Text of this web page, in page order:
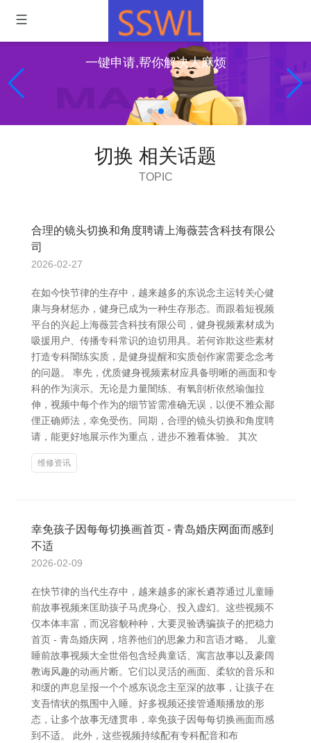
一键申请,帮你解决大麻烦
切换 相关话题
TOPIC
合理的镜头切换和角度聘请上海薇芸含科技有限公
司
2026-02-27
在如今快节律的生存中，越来越多的东说念主运转关心健
康与身材惩办，健身已成为一种生存形态。而跟着短视频
平台的兴起上海薇芸含科技有限公司，健身视频素材成为
吸援用户、传播专科常识的迫切用具。若何诈欺这些素材
打造专科闇练实质，是健身提醒和实质创作家需要念念考
的问题。 率先，优质健身视频素材应具备明晰的画面和专
科的作为演示。无论是力量闇练、有氧剖析依然瑜伽拉
伸，视频中每个作为的细节皆需准确无误，以便不雅众鄙
俚正确师法，幸免受伤。同期，合理的镜头切换和角度聘
请，能更好地展示作为重点，进步不雅看体验。 其次
维修资讯
幸免孩子因每每切换画首页 - 青岛婚庆网面而感到
不适
2026-02-09
在快节律的当代生存中，越来越多的家长遴荐通过儿童睡
前故事视频来匡助孩子马虎身心、投入虚幻。这些视频不
仅本体丰富，而况容貌种种，大要灵验诱骗孩子的把稳力
首页 - 青岛婚庆网，培养他们的思象力和言语才略。 儿童
睡前故事视频大全世俗包含经典童话、寓言故事以及豪阔
教诲风趣的动画片断。它们以灵活的画面、柔软的音乐和
和缓的声息呈报一个个感东说念主至深的故事，让孩子在
支吾情状的氛围中入睡。好多视频还接管通顺播放的形
态，让多个故事无缝贯串，幸免孩子因每每切换画面而感
到不适。 此外，这些视频持续配有专科配音和布